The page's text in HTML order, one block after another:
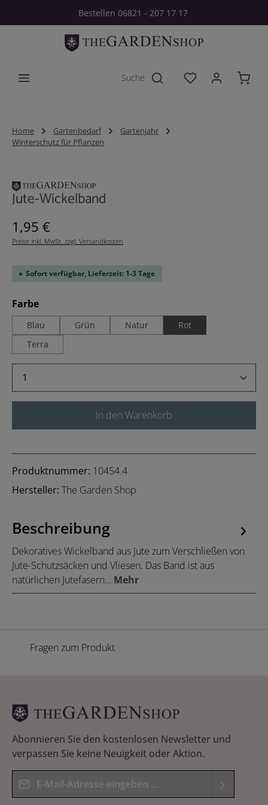
Zum Hauptinhalt springenBestellen 06821 - 207 17 17
Du hast 0
Home Gartenbedarf
Gartenjahr
Winterschutz für Pflanzen
Jute-Wickelband
Regulärer Preis:
1,95 €
Preise inkl. MwSt. zzgl. Versandkosten
Sofort verfügbar, Lieferzeit: 1-3 Tage
Farbeauswählen
Blau Grün Natur
Rot
Terra
Produkt Anzahl: Gib den gewünschten
In den Warenkorb
Produktnummer: 10454.4
Hersteller: The Garden Shop
Beschreibung
Dekoratives Wickelband aus Jute zum Verschließen von
Jute-Schutzsäcken und Vliesen. Das Band ist aus
natürlichen Jutefasern… Mehr
Fragen zum Produkt
Abonnieren Sie den kostenlosen Newsletter und
verpassen Sie keine Neuigkeit oder Aktion.
E-Mail-Adresse*